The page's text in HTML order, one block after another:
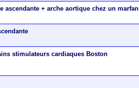
ascendante + arche aortique chez un marfan
stimulateurs cardiaques Boston